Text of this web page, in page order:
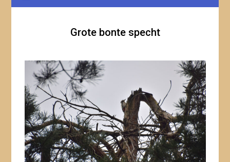
Grote bonte specht